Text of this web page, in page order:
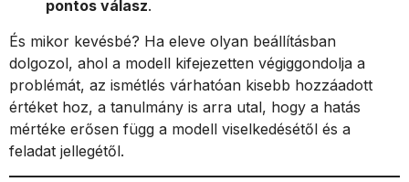
pontos válasz.
És mikor kevésbé? Ha eleve olyan beállításban
dolgozol, ahol a modell kifejezetten végiggondolja a
problémát, az ismétlés várhatóan kisebb hozzáadott
értéket hoz, a tanulmány is arra utal, hogy a hatás
mértéke erősen függ a modell viselkedésétől és a
feladat jellegétől.